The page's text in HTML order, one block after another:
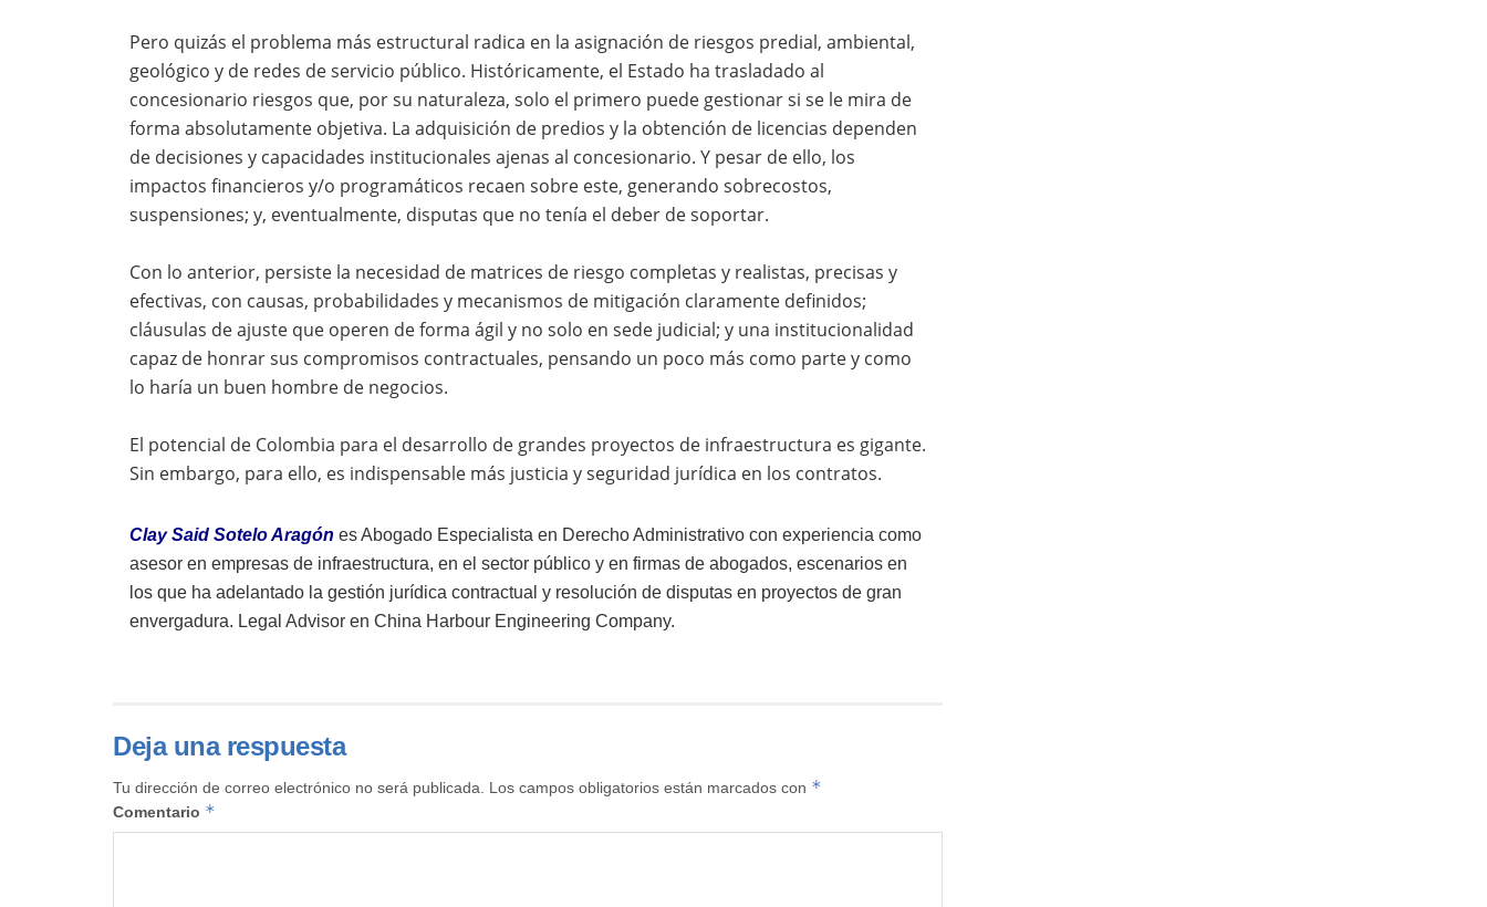
Pero quizás el problema más estructural radica en la asignación de riesgos predial, ambiental,
geológico y de redes de servicio público. Históricamente, el Estado ha trasladado al
concesionario riesgos que, por su naturaleza, solo el primero puede gestionar si se le mira de
forma absolutamente objetiva. La adquisición de predios y la obtención de licencias dependen
de decisiones y capacidades institucionales ajenas al concesionario. Y pesar de ello, los
impactos financieros y/o programáticos recaen sobre este, generando sobrecostos,
suspensiones; y, eventualmente, disputas que no tenía el deber de soportar.
Con lo anterior, persiste la necesidad de matrices de riesgo completas y realistas, precisas y
efectivas, con causas, probabilidades y mecanismos de mitigación claramente definidos;
cláusulas de ajuste que operen de forma ágil y no solo en sede judicial; y una institucionalidad
capaz de honrar sus compromisos contractuales, pensando un poco más como parte y como
lo haría un buen hombre de negocios.
El potencial de Colombia para el desarrollo de grandes proyectos de infraestructura es gigante.
Sin embargo, para ello, es indispensable más justicia y seguridad jurídica en los contratos.
Clay Said Sotelo Aragón esAbogado Especialista en Derecho Administrativo con experiencia como
asesor en empresas de infraestructura, en el sector público y en firmas de abogados, escenarios en
los que ha adelantado la gestión jurídica contractual y resolución de disputas en proyectos de gran
envergadura. Legal Advisor en China Harbour Engineering Company.
Deja una respuesta
Tu dirección de correo electrónico no será publicada. Los campos obligatorios están marcados con *
Comentario *